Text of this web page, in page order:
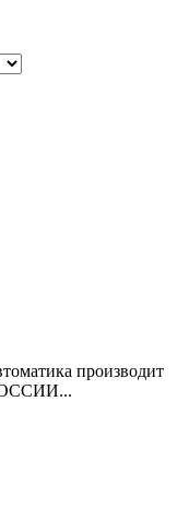
производит